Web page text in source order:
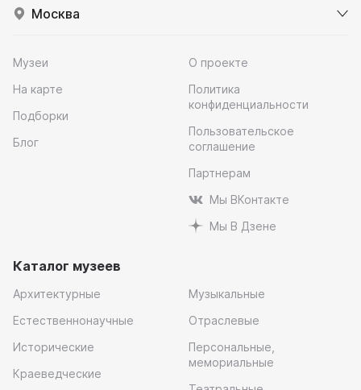
Москва
Музеи
На карте
Подборки
Блог
О проекте
Политика
конфиденциальности
Пользовательское
соглашение
Партнерам
Мы ВКонтакте
Мы В Дзене
Каталог музеев
Архитектурные
Естественнонаучные
Исторические
Краеведческие
Музыкальные
Отраслевые
Персональные,
мемориальные